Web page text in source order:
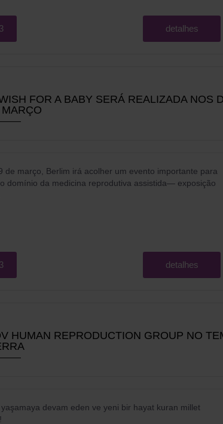
detalhes
FOR A BABY SERÁ REALIZADA NOS
de março, Berlim irá acolher um evento importante para
domínio da medicina reprodutiva assistida— exposição
detalhes
HUMAN REPRODUCTION GROUP NO
devam eden ve yeni bir hayat kuran millet